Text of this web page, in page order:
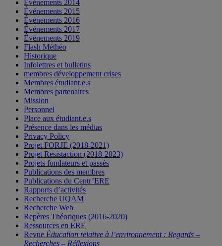
Événements 2014
Événements 2015
Événements 2016
Événements 2017
Événements 2019
Flash Méthéo
Historique
Infolettres et bulletins
membres développement crises
Membres étudiant.e.s
Membres partenaires
Mission
Personnel
Place aux étudiant.e.s
Présence dans les médias
Privacy Policy
Projet FORJE (2018-2021)
Projet Resistaction (2018-2023)
Projets fondateurs et passés
Publications des membres
Publications du Centr’ERE
Rapports d’activités
Recherche UQAM
Recherche Web
Repères Théoriques (2016-2020)
Ressources en ERE
Revue Éducation relative à l’environnement : Regards –
Recherches – Réflexions